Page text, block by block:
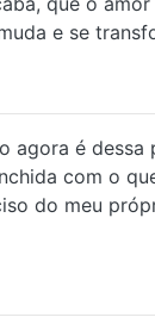
e se
agora é dessa
com o
do meu